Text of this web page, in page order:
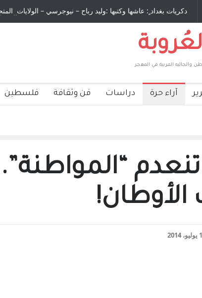
دكريات بغداد ٍ: عاشها وكتبها :وليد رباح – نيوجرسي – الولايات
والجاليه العربية في المهجر
آراء حرة دراسات فن وثقافة فلسطين
الأوطان!